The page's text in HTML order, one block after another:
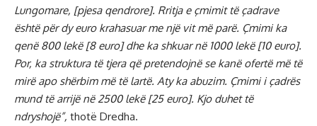
Lungomare, [pjesa qendrore]. Rritja e çmimit të çadrave
është për dy euro krahasuar me një vit më parë. Çmimi ka
qenë 800 lekë [8 euro] dhe ka shkuar në 1000 lekë [10 euro].
Por, ka struktura të tjera që pretendojnë se kanë ofertë më të
mirë apo shërbim më të lartë. Aty ka abuzim. Çmimi i çadrës
mund të arrijë në 2500 lekë [25 euro]. Kjo duhet të
ndryshojë”, thotë Dredha.